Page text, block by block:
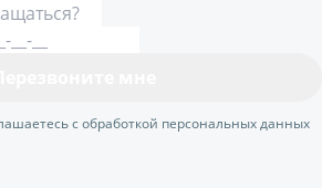
с обработкой персональных данных